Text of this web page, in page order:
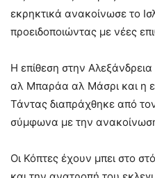
εκρηκτικά ανακοίνωσε το
προειδοποιώντας με νέες
Η επίθεση στην
αλ Μπαράα αλ Μάσρι και η
Τάντας διαπράχθηκε από
σύμφωνα με την
Οι Κόπτες έχουν μπει στο